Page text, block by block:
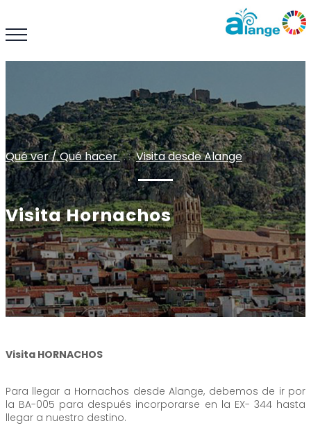
Qué ver / Qué hacer: : Visita desde Alange
Visita Hornachos
Visita HORNACHOS
Para llegar a Hornachos desde Alange, debemos de ir por
la BA-005 para después incorporarse en la EX- 344 hasta
llegar a nuestro destino.